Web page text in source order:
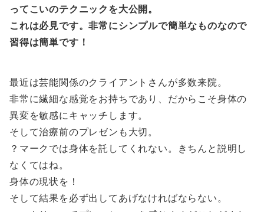
ってこいのテクニックを大公開。
これは必見です。非常にシンプルで簡単なものなので
習得は簡単です！
最近は芸能関係のクライアントさんが多数来院。
非常に繊細な感覚をお持ちであり、だからこそ身体の
異変を敏感にキャッチします。
そして治療前のプレゼンも大切。
？マークでは身体を託してくれない。きちんと説明し
なくてはね。
身体の現状を！
そして結果を必ず出してあげなければならない。